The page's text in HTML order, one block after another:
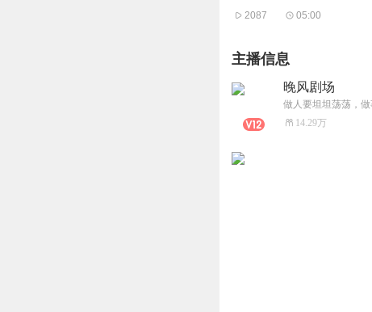
2087 05:00
主播信息
晚风剧场
做人要坦坦荡荡，做
14.29万